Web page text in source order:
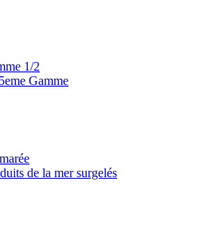
1/2
Gamme
de la mer surgelés